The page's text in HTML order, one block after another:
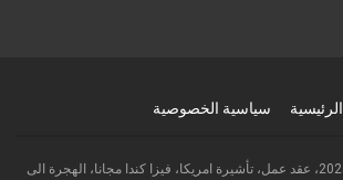
الرئيسية سياسية الخصوصية
© 2026 - عرب هجرة 2025، عقد عمل، تأشيرة امريكا، فيزا كندا مجانا، الهجرة الى